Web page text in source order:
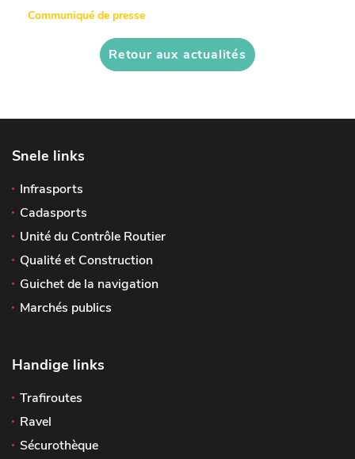
Communiqué de presse
Retour aux actualités
Snele links
Infrasports
Cadasports
Unité du Contrôle Routier
Qualité et Construction
Guichet de la navigation
Marchés publics
Handige links
Trafiroutes
Ravel
Sécurothèque